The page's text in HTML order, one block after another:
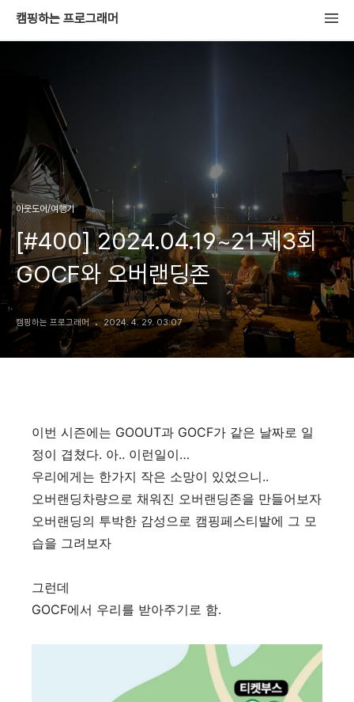
캠핑하는 프로그래머
아웃도어/여행기
[#400] 2024.04.19~21 제3회
GOCF와 오버랜딩존
캠핑하는 프로그래머 2024. 4. 29. 03:07
이번 시즌에는 GOOUT과 GOCF가 같은 날짜로 일
정이 겹쳤다. 아.. 이런일이…
우리에게는 한가지 작은 소망이 있었으니..
오버랜딩차량으로 채워진 오버랜딩존을 만들어보자
오버랜딩의 투박한 감성으로 캠핑페스티발에 그 모
습을 그려보자
그런데
GOCF에서 우리를 받아주기로 함.